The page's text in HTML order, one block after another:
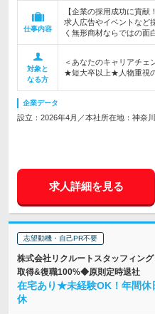
仕事内容
【企業の採用成功に貢
求人広告やイベントなど
く無形商材ならではの面
対象と
なる方
＜あなたのキャリアチェ
★短大卒以上★人物重視
企業データ
設立：2026年4月／本社所在地：神奈
求人詳細を見る
志望動機・自己PR不要
株式会社リクルートスタッフィン
取得&復職100%◆原則定時退社
在宅あり★未経験OK！年間休
休